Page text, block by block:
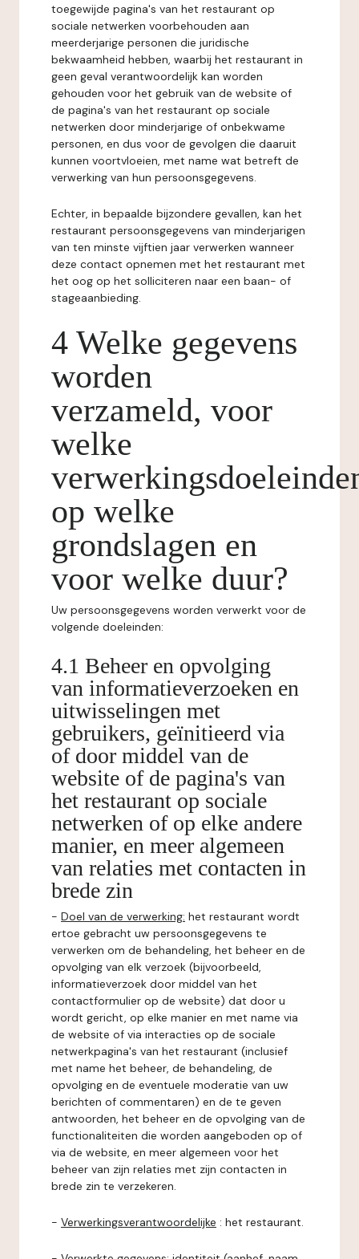
toegewijde pagina's van het restaurant op
sociale netwerken voorbehouden aan
meerderjarige personen die juridische
bekwaamheid hebben, waarbij het restaurant in
geen geval verantwoordelijk kan worden
gehouden voor het gebruik van de website of
de pagina's van het restaurant op sociale
netwerken door minderjarige of onbekwame
personen, en dus voor de gevolgen die daaruit
kunnen voortvloeien, met name wat betreft de
verwerking van hun persoonsgegevens.
Echter, in bepaalde bijzondere gevallen, kan het
restaurant persoonsgegevens van minderjarigen
van ten minste vijftien jaar verwerken wanneer
deze contact opnemen met het restaurant met
het oog op het solliciteren naar een baan- of
stageaanbieding.
4 Welke gegevens
worden
verzameld, voor
welke
op welke
grondslagen en
voor welke duur?
Uw persoonsgegevens worden verwerkt voor de
volgende doeleinden:
4.1 Beheer en opvolging
van informatieverzoeken en
uitwisselingen met
gebruikers, geïnitieerd via
of door middel van de
website of de pagina's van
het restaurant op sociale
netwerken of op elke andere
manier, en meer algemeen
van relaties met contacten in
brede zin
- Doel van de verwerking: het restaurant wordt
ertoe gebracht uw persoonsgegevens te
verwerken om de behandeling, het beheer en de
opvolging van elk verzoek (bijvoorbeeld,
informatieverzoek door middel van het
contactformulier op de website) dat door u
wordt gericht, op elke manier en met name via
de website of via interacties op de sociale
netwerkpagina's van het restaurant (inclusief
met name het beheer, de behandeling, de
opvolging en de eventuele moderatie van uw
berichten of commentaren) en de te geven
antwoorden, het beheer en de opvolging van de
functionaliteiten die worden aangeboden op of
via de website, en meer algemeen voor het
beheer van zijn relaties met zijn contacten in
brede zin te verzekeren.
- Verwerkingsverantwoordelijke : het restaurant.